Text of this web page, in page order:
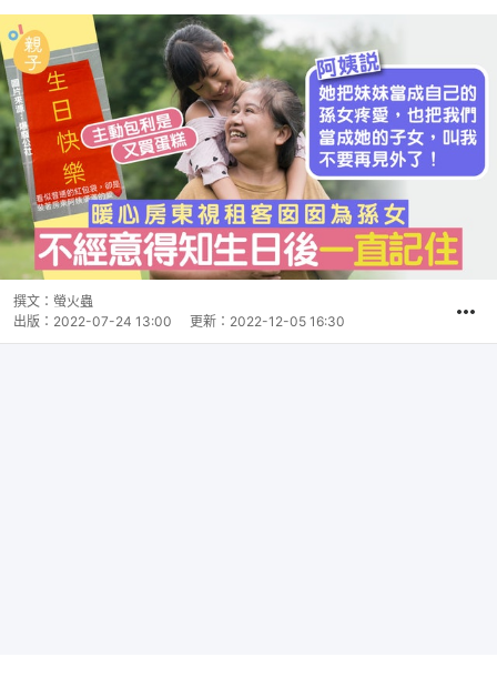
撰文： 螢火蟲
出版： 2022-07-24 13:00 更新： 2022-12-05 16:30